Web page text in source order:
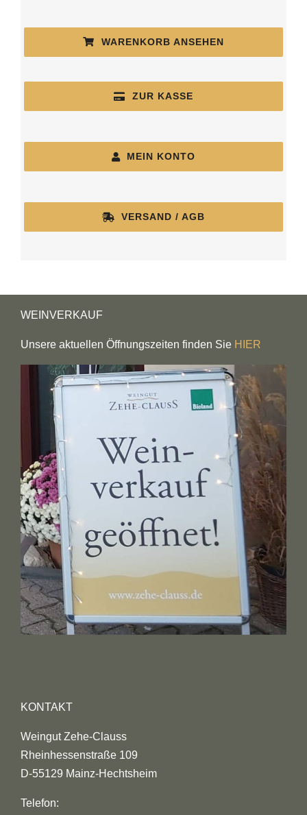
WARENKORB ANSEHEN
ZUR KASSE
MEIN KONTO
VERSAND / AGB
WEINVERKAUF
Unsere aktuellen Öffnungszeiten finden Sie HIER
KONTAKT
Weingut Zehe-Clauss
Rheinhessenstraße 109
D-55129 Mainz-Hechtsheim
Telefon: